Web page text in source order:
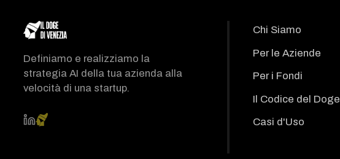
Definiamo e realizziamo la
strategia AI della tua azienda alla
velocità di una startup.
Chi Siamo
Per le Aziende
Per i Fondi
Il Codice del Doge
Casi d'Uso